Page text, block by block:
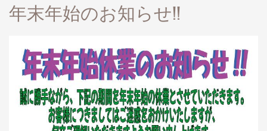
年末年始のお知らせ!!